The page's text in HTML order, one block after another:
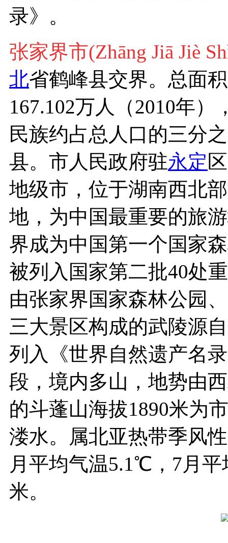
录》。
张家界市(Zhāng Jiā Jiè
北省鹤峰县交界。总面
167.102万人（2010年
民族约占总人口的三分
县。市人民政府驻永定
地级市，位于湖南西北
地，为中国最重要的旅
界成为中国第一个国家
被列入国家第二批40处
由张家界国家森林公园
三大景区构成的武陵源
列入《世界自然遗产名
段，境内多山，地势由
的斗蓬山海拔1890米为
溇水。属北亚热带季风
月平均气温5.1℃，7月
米。